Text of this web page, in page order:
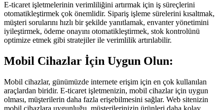
E-ticaret işletmelerinin verimliliğini artırmak için iş süreçlerini
otomatikleştirmek çok önemlidir. Sipariş işleme sürelerini kısaltmak,
müşteri sorularını hızlı bir şekilde yanıtlamak, envanter yönetimini
iyileştirmek, ödeme onayını otomatikleştirmek, stok kontrolünü
optimize etmek gibi stratejiler ile verimlilik artırılabilir.
Mobil Cihazlar İçin Uygun Olun:
Mobil cihazlar, günümüzde internete erişim için en çok kullanılan
araçlardan biridir. E-ticaret işletmenizin, mobil cihazlar için uygun
olması, müşterilerin daha fazla erişebilmesini sağlar. Web sitenizin
mobil cihazlara uygunluğu, müşterilerinizin ürünleri daha kolay